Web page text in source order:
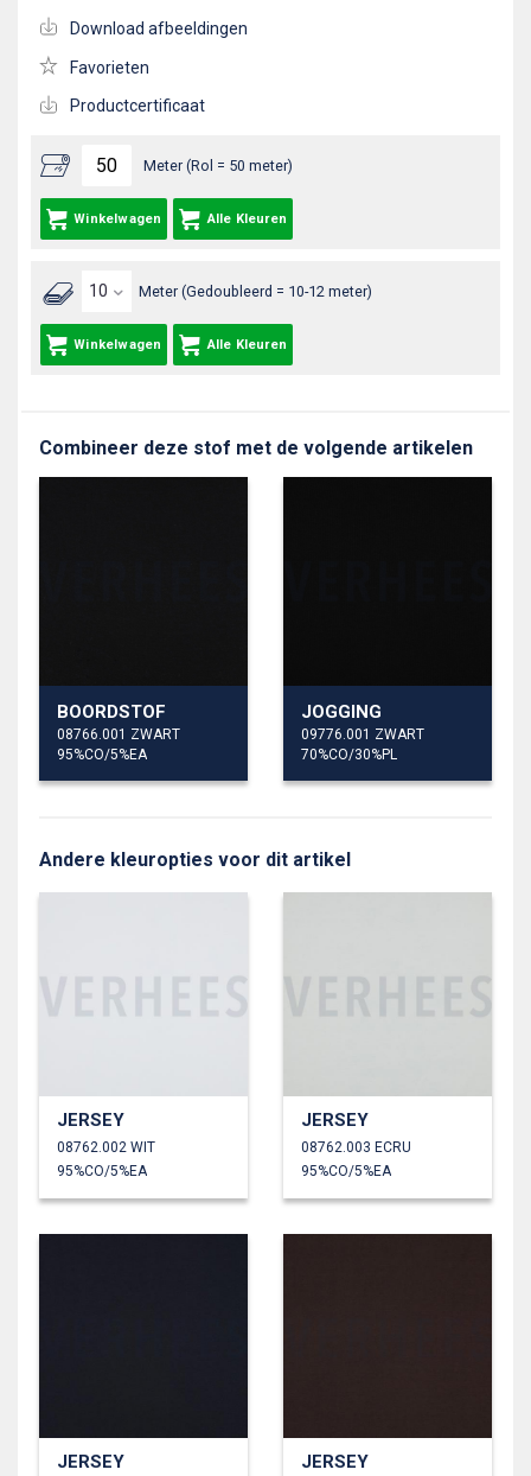
Meter (Rol = 50 meter)
Winkelwagen Alle Kleuren
Meter (Gedoubleerd = 10-12 meter)
Winkelwagen Alle Kleuren
Download afbeeldingen
Favorieten
Productcertificaat
Combineer deze stof met de volgende artikelen
BOORDSTOF
08766.001 ZWART
95%CO/5%EA
JOGGING
09776.001 ZWART
70%CO/30%PL
Andere kleuropties voor dit artikel
JERSEY
08762.002 WIT
95%CO/5%EA
JERSEY
08762.003 ECRU
95%CO/5%EA
JERSEY JERSEY